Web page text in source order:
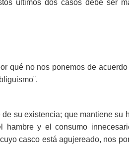
últimos dos casos debe ser
qué no nos ponemos de
su existencia; que mantiene su
hambre y el consumo
casco está agujereado, nos